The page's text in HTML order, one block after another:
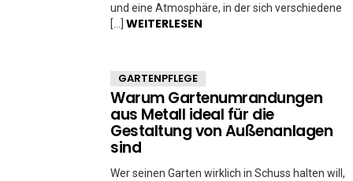
und eine Atmosphäre, in der sich verschiedene
[…] WEITERLESEN
GARTENPFLEGE
Warum Gartenumrandungen
aus Metall ideal für die
Gestaltung von Außenanlagen
sind
Wer seinen Garten wirklich in Schuss halten will,